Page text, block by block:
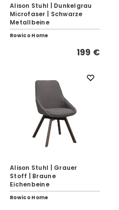
Alison Stuhl | Dunkelgrau
Microfaser | Schwarze
Metallbeine
Rowico Home
199 €
Alison Stuhl | Grauer
Stoff | Braune
Eichenbeine
Rowico Home